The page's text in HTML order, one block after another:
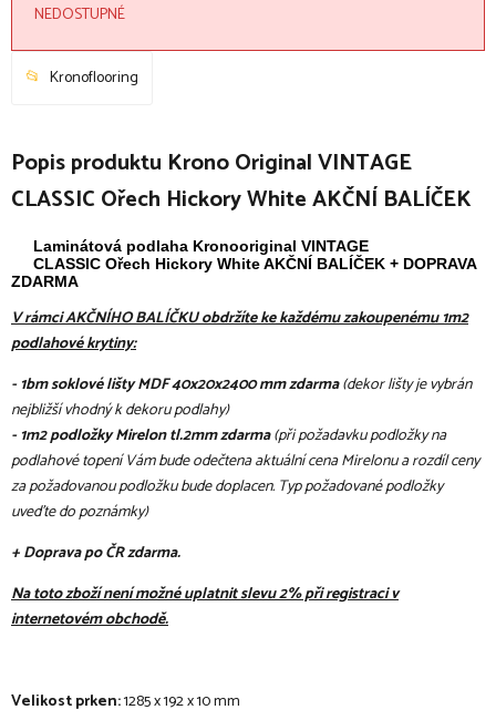
NEDOSTUPNÉ
Kronoflooring
Popis produktu Krono Original VINTAGE
CLASSIC Ořech Hickory White AKČNÍ BALÍČEK
Laminátová podlaha Kronooriginal VINTAGE
CLASSIC Ořech Hickory White AKČNÍ BALÍČEK + DOPRAVA
ZDARMA
V rámci AKČNÍHO BALÍČKU obdržíte ke každému zakoupenému 1m2
podlahové krytiny:
- 1bm soklové lišty MDF 40x20x2400 mm zdarma(dekor lišty je vybrán
nejbližší vhodný k dekoru podlahy)
- 1m2 podložky Mirelon tl.2mm zdarma(při požadavku podložky na
podlahové topení Vám bude odečtena aktuální cena Mirelonu a rozdíl ceny
za požadovanou podložku bude doplacen. Typ požadované podložky
uveďte do poznámky)
+ Doprava po ČR zdarma.
Na toto zboží není možné uplatnit slevu 2% při registraci v
internetovém obchodě.
Velikost prken:1285 x 192 x 10 mm